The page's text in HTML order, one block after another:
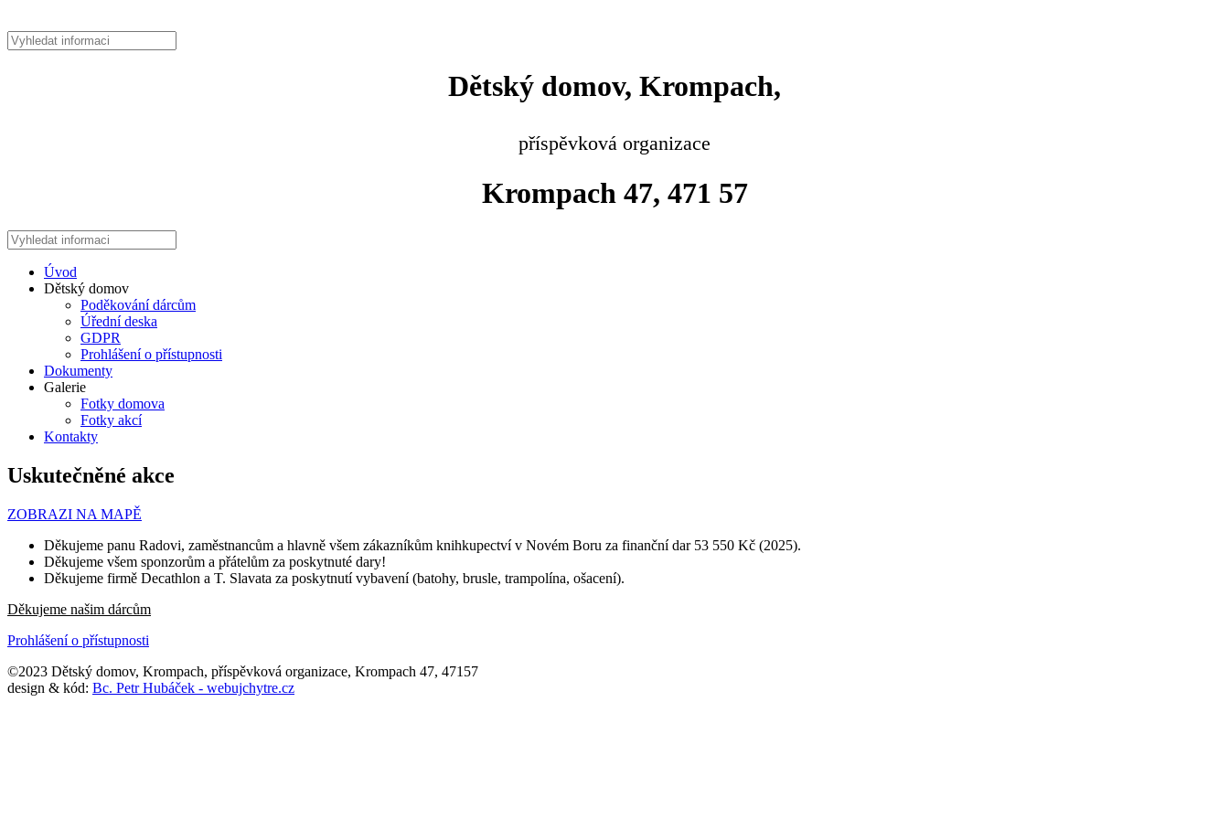
Dětský domov, Krompach,
příspěvková organizace
Krompach 47, 471 57
Úvod
Dětský domov
Poděkování dárcům
Úřední deska
GDPR
Prohlášení o přístupnosti
Dokumenty
Galerie
Fotky domova
Fotky akcí
Kontakty
Uskutečněné akce
ZOBRAZI NA MAPĚ
Děkujeme panu Radovi, zaměstnancům a hlavně všem zákazníkům knihkupectví v Novém Boru za finanční dar 53 550 Kč (2025).
Děkujeme všem sponzorům a přátelům za poskytnuté dary!
Děkujeme firmě Decathlon a T. Slavata za poskytnutí vybavení (batohy, brusle, trampolína, ošacení).
Děkujeme našim dárcům
Prohlášení o přístupnosti
©2023 Dětský domov, Krompach, příspěvková organizace, Krompach 47, 47157
design & kód: Bc. Petr Hubáček - webujchytre.cz